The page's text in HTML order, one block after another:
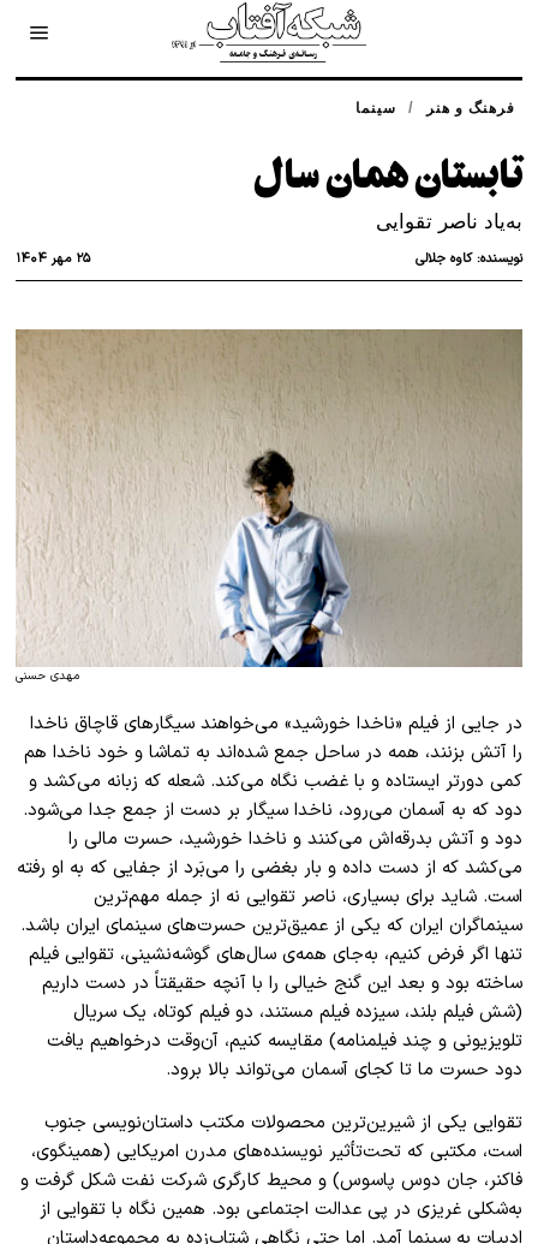
سینما / فرهنگ و هنر
تابستان همان سال
به‌یاد ناصر تقوایی
نویسنده:کاوه جلالی ۲۵ مهر ۱۴۰۴
مهدی حسنی
در جایی از فیلم «ناخدا خورشید» می‌خواهند سیگارهای قاچاق ناخدا
را آتش بزنند، همه در ساحل جمع شده‌اند به تماشا و خود ناخدا هم
کمی دورتر ایستاده و با غضب‌ نگاه می‌کند. شعله که زبانه می‌کشد و
دود که به آسمان می‌رود، ناخدا سیگار بر دست از جمع جدا می‌شود.
دود و آتش بدرقه‌اش می‌کنند و ناخدا خورشید، حسرت مالی را
می‌کشد که از دست داده و بار بغضی را می‌بَرد از جفایی که به او رفته
است. شاید برای بسیاری، ناصر تقوایی نه از جمله مهم‌ترین
سینماگران ایران که یکی از عمیق‌ترین حسرت‌های سینمای ایران باشد.
تنها اگر فرض کنیم، به‌جای همه‌ی سال‌های گوشه‌نشینی، تقوایی فیلم
ساخته بود و بعد این گنج خیالی را با آنچه حقیقتاً در دست داریم
(شش فیلم بلند، سیزده فیلم مستند، دو فیلم کوتاه، یک سریال
تلویزیونی و چند فیلمنامه) مقایسه کنیم، آن‌وقت درخواهیم یافت
دود حسرت ما تا کجای آسمان می‌تواند بالا برود.
تقوایی یکی از شیرین‌ترین محصولات مکتب داستان‌نویسی جنوب
است، مکتبی که تحت‌تأثیر نویسنده‌های مدرن امریکایی (همینگوی،
فاکنر، ‌جان دوس پاسوس) و محیط کارگری شرکت نفت شکل گرفت و
به‌شکلی غریزی در پی عدالت اجتماعی بود. همین نگاه با تقوایی از
ادبیات به سینما آمد. اما حتی نگاهی شتاب‌زده به مجموعه‌داستان